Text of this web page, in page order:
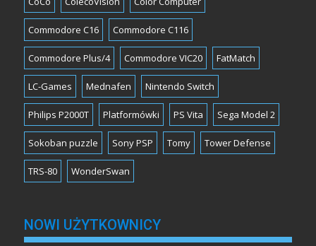
Commodore C16 Commodore C116
Commodore Plus/4 Commodore VIC20 FatMatch
LC-Games Mednafen Nintendo Switch
Philips P2000T Platformówki PS Vita Sega Model 2
Sokoban puzzle Sony PSP Tomy Tower Defense
TRS-80 WonderSwan
NOWI UŻYTKOWNICY